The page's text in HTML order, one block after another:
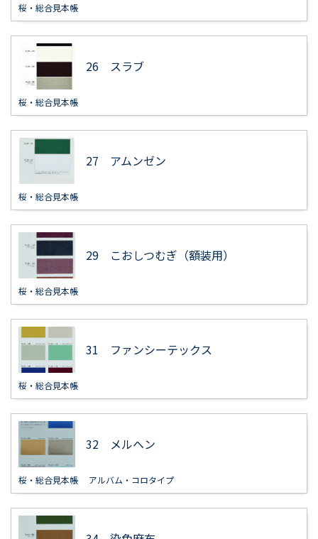
桜・総合見本帳
26 スラブ
桜・総合見本帳
27 アムンゼン
桜・総合見本帳
29 こおしつむぎ（額装用）
桜・総合見本帳
31 ファンシーテックス
桜・総合見本帳
32 メルヘン
桜・総合見本帳 アルバム・コロタイプ